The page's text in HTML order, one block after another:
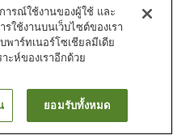
บ้านมินามิอาโซะ
พัก
ารณ์ใช้งานของผู้ใช้ และ
ใช้งานบนเว็บไซต์ของเรา
พาร์ทเนอร์โซเชียลมีเดีย
ะห์ของเราอีกด้วย
ยอมรับทั้งหมด